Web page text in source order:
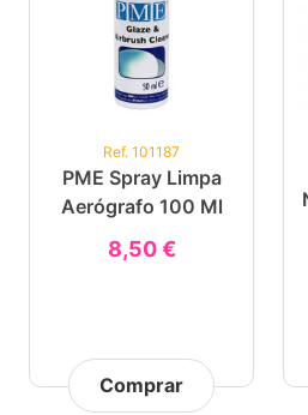
Ref. 101187
PME Spray Limpa
Aerógrafo 100 Ml
8,50 €
Comprar